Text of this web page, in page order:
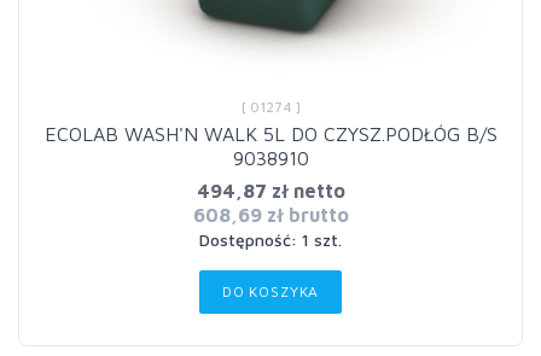
[ 01274 ]
ECOLAB WASH'N WALK 5L DO CZYSZ.PODŁÓG B/S
9038910
494,87 zł netto
608,69 zł brutto
Dostępność: 1 szt.
DO KOSZYKA